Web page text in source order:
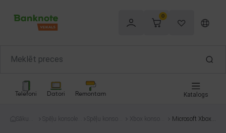
0
Telefoni Datori Remontam Katalogs
Sākum
Spēļu konsoles
Spēļu konsole
Xbox konsole
Microsoft Xbox